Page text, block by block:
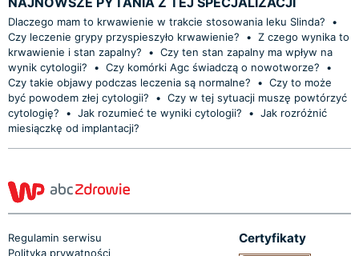
Dlaczego mam to krwawienie w trakcie stosowania leku Slinda?
•
Czy leczenie grypy przyspieszyło krwawienie?
• Z czego wynika to
krwawienie i stan zapalny?
• Czy ten stan zapalny ma wpływ na
wynik cytologii?
• Czy komórki Agc świadczą o nowotworze?
•
Czy takie objawy podczas leczenia są normalne?
• Czy to może
być powodem złej cytologii?
• Czy w tej sytuacji muszę powtórzyć
cytologię?
• Jak rozumieć te wyniki cytologii? • Jak rozróżnić
miesiączkę od implantacji?
Regulamin serwisu
Polityka prywatności
Certyfikaty